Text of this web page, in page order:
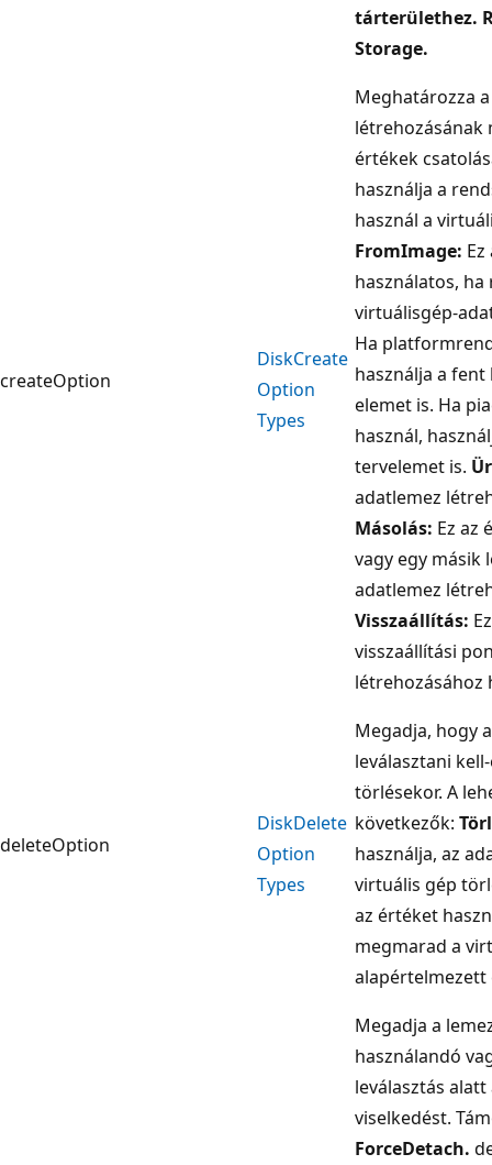
tárterülethez.
Storage.
createOption
DiskCreate
Option
Types
Meghatározza
létrehozásának
értékek
használja a
használ a
FromImage:
használatos,
virtuálisgép-
Ha
használja a
elemet is. Ha
használ,
tervelemet is.
adatlemez
Másolás: Ez az
vagy egy másik
adatlemez
Visszaállítás:
visszaállítási
létrehozásához
deleteOption
DiskDelete
Option
Types
Megadja, hogy
leválasztani
törlésekor. A
következők:
használja, az
virtuális gép
az értéket
megmarad a
Megadja a
használandó
leválasztás
viselkedést.
ForceDetach.